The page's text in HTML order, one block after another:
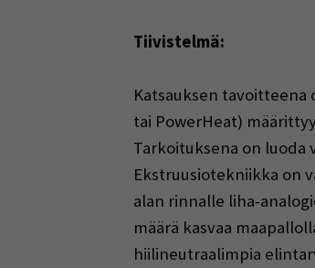
Tiivistelmä:
Katsauksen tavoitteena
tai PowerHeat)
Tarkoituksena on
Ekstruusiotekniikka on
alan rinnalle liha-
määrä kasvaa
hiilineutraalimpia